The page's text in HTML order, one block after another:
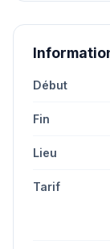
Début
Fin
Lieu
Tarif